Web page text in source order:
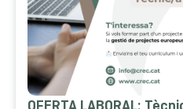
OFERTA LABORAL: